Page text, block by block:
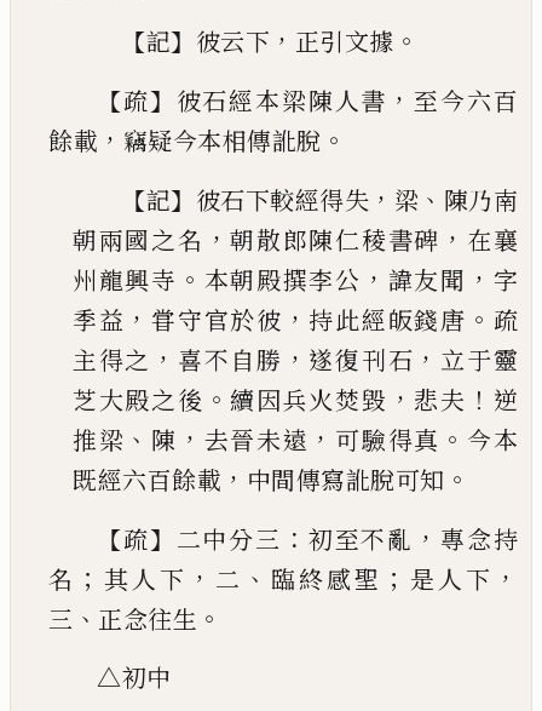
【記】 彼云下 ， 正引文據 。
【疏】 彼石經本梁陳人書 ， 至今六百
餘載 ， 竊疑今本相傳訛脫 。
【記】 彼石下較經得失 ， 梁 、 陳乃南
朝兩國之名 ，朝散郎陳仁稜書碑 ， 在襄
州龍興寺 。 本朝殿撰李公 ， 諱友聞 ， 字
季益 ，甞守官於彼 ， 持此經皈錢唐 。 疏
主得之 ， 喜不自勝 ， 遂復刊石 ， 立于靈
芝大殿之後 。 續因兵火焚毀 ， 悲夫 ！ 逆
推梁 、 陳 ， 去晉未遠 ， 可驗得真 。 今本
既經六百餘載 ， 中間傳寫訛脫可知 。
【疏】 二中分三 ： 初至不亂 ， 專念持
名 ； 其人下 ， 二 、 臨終感聖 ； 是人下 ，
三 、 正念往生 。
△初中